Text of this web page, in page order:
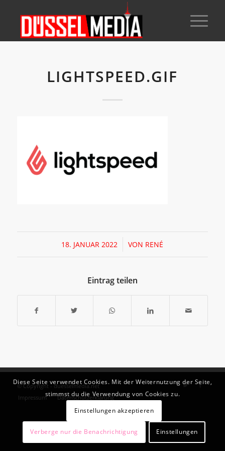
LIGHTSPEED.GIF
18. JANUAR 2022
/ VON RENÉ
Eintrag teilen
© Copyright - duesselmedia.net
Impressum
Datenschutzerklärung
Diese Seite verwendet Cookies. Mit der Weiternutzung der Seite,
stimmst du die Verwendung von Cookies zu.
Einstellungen akzeptieren
Verberge nur die Benachrichtigung Einstellungen